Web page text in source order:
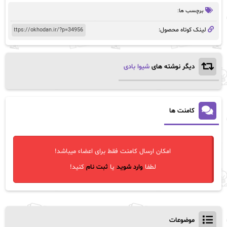
برچسب ها:
لینک کوتاه محصول:
دیگر نوشته های شیوا بادی
کامنت ها
امکان ارسال کامنت فقط برای اعضاء میباشد!
لطفاوارد شوید یاثبت نام کنید!
موضوعات